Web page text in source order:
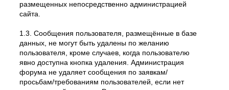
размещенных непосредственно администрацией
сайта.
1.3. Сообщения пользователя, размещённые в базе
данных, не могут быть удалены по желанию
пользователя, кроме случаев, когда пользователю
явно доступна кнопка удаления. Администрация
форума не удаляет сообщения по заявкам/
просьбам/требованиям пользователей, если нет